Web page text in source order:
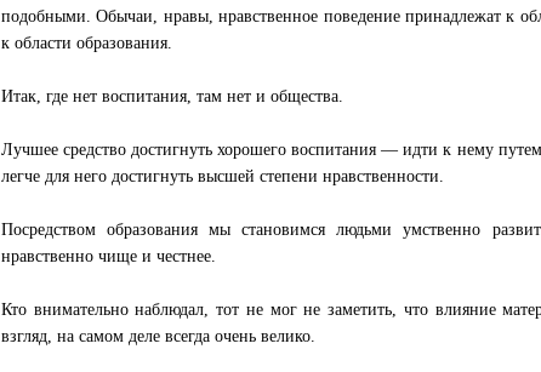
подобными. Обычаи, нравы, нравственное поведение принадлежат к
к области образования.
Итак, где нет воспитания, там нет и общества.
Лучшее средство достигнуть хорошего воспитания — идти к нему
легче для него достигнуть высшей степени нравственности.
Посредством образования мы становимся людьми умственно
нравственно чище и честнее.
Кто внимательно наблюдал, тот не мог не заметить, что влияние
взгляд, на самом деле всегда очень велико.